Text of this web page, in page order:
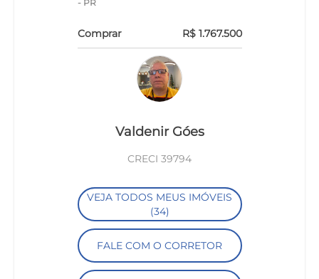
- PR
Comprar R$ 1.767.500
Valdenir Góes
CRECI 39794
VEJA TODOS MEUS IMÓVEIS
(34)
FALE COM O CORRETOR